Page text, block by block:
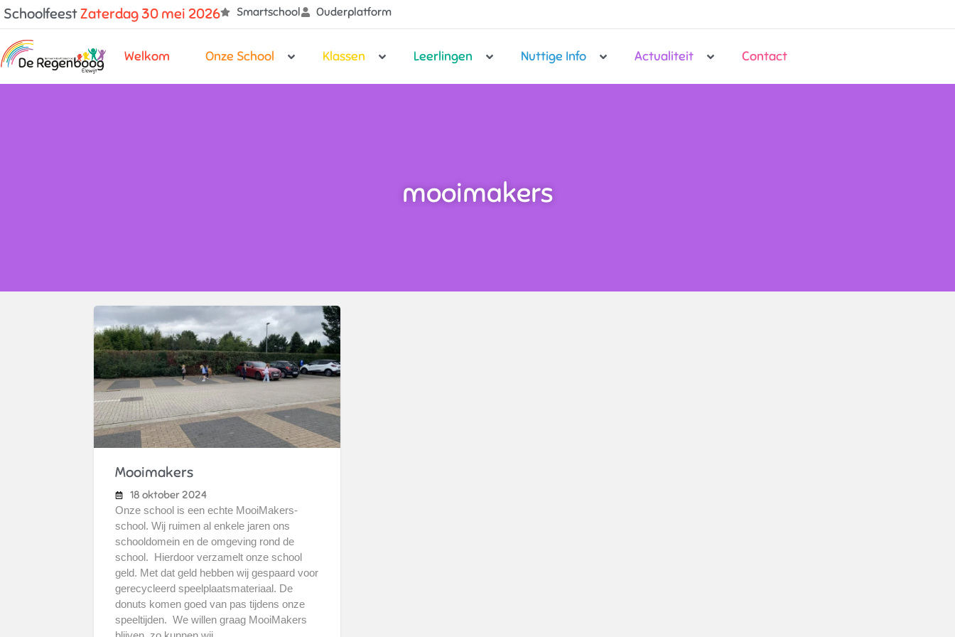
SchoolfeestZaterdag30 mei 2026 Smartschool Ouderplatform
Welkom Onze School Klassen Leerlingen Nuttige Info Actualiteit Contact
mooimakers
Mooimakers
18 oktober 2024
Onze school is een echte MooiMakers-
school. Wij ruimen al enkele jaren ons
schooldomein en de omgeving rond de
school. Hierdoor verzamelt onze school
geld. Met dat geld hebben wij gespaard voor
gerecycleerd speelplaatsmateriaal. De
donuts komen goed van pas tijdens onze
speeltijden. We willen graag MooiMakers